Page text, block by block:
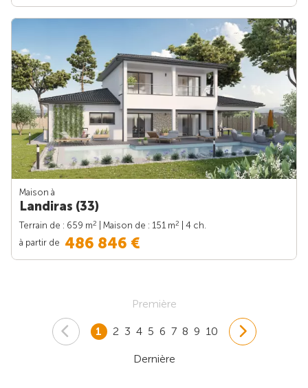
Maison à
Landiras (33)
Terrain de : 659 m2 | Maison de : 151 m2
| 4 ch.
à partir de 486 846 €
Première
1 2 3 4 5 6 7 8 9 10
Dernière